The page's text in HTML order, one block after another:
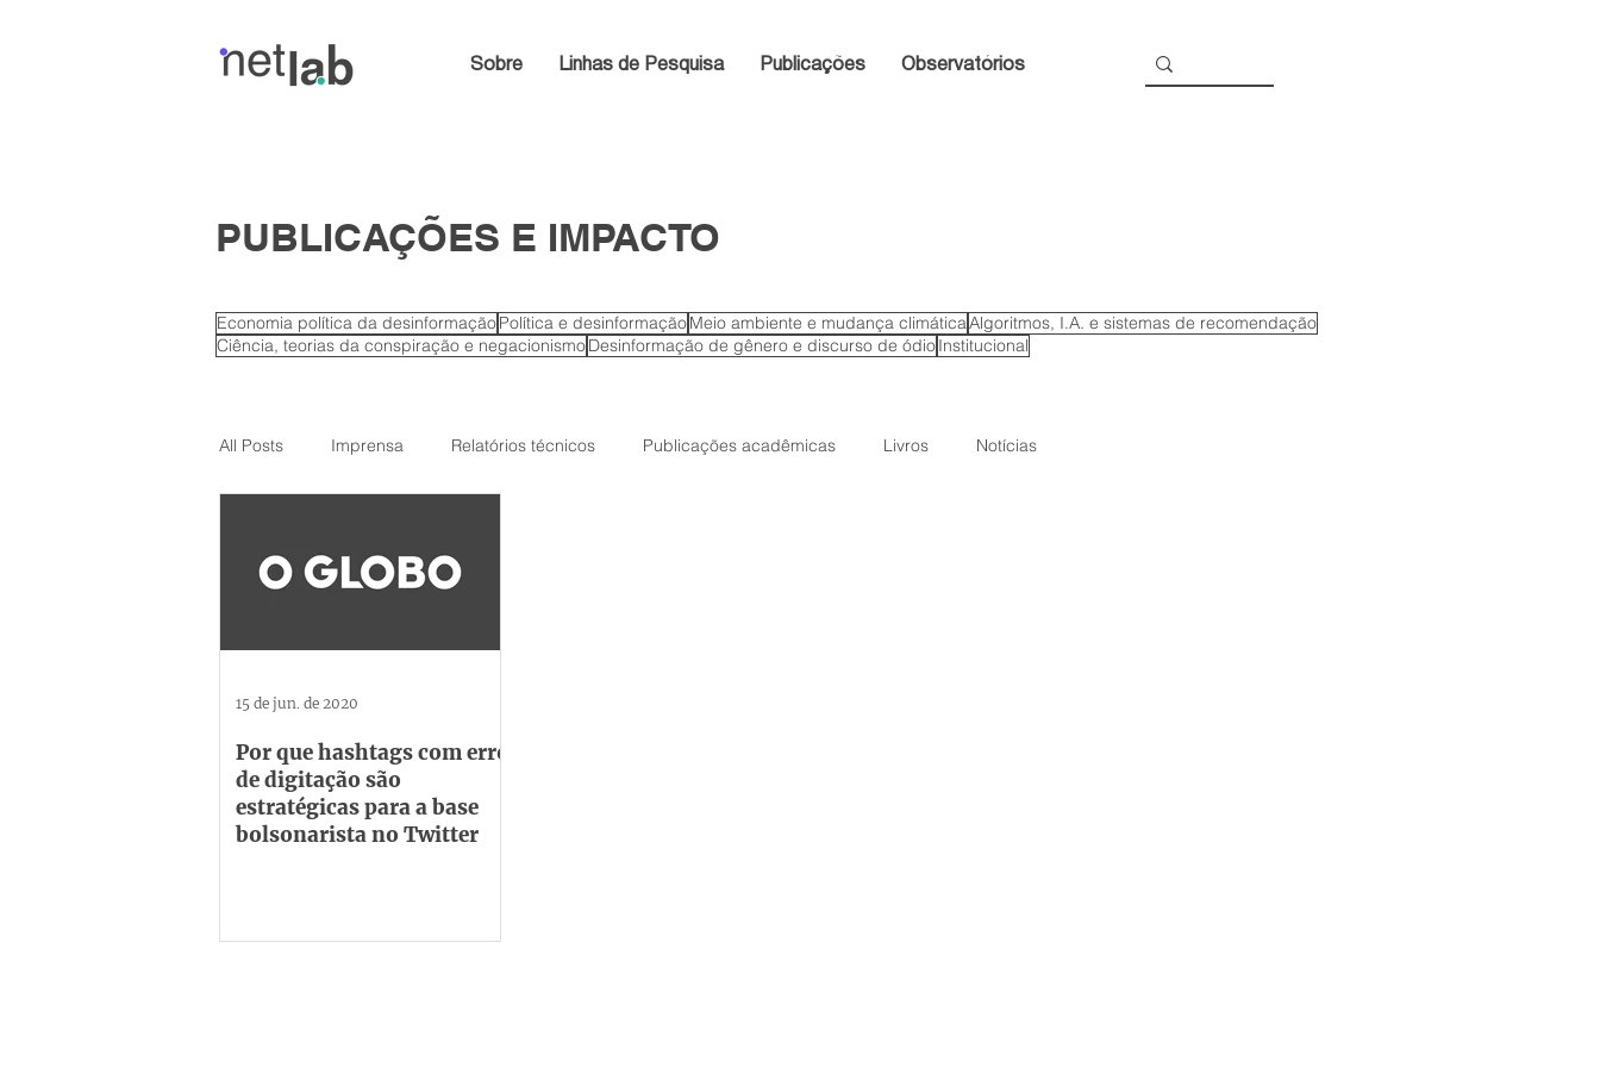
Sobre Linhas de Pesquisa Publicações Observatórios
PUBLICAÇÕES E IMPACTO
Economia política da desinformaçãoPolítica e desinformaçãoMeio ambiente e mudança climáticaAlgoritmos, I.A. e sistemas de recomendação
Ciência, teorias da conspiração e negacionismoDesinformação de gênero e discurso de ódioInstitucional
All Posts Imprensa Relatórios técnicos Publicações acadêmicas Livros Notícias
Por que hashtags com erro
de digitação são
estratégicas para a base
bolsonarista no Twitter
15 de jun. de 2020